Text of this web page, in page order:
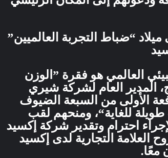
“ضباط التجربة العالميين”
العالمي هو فقرة ”الوزن
المدير العام لشركة شيري
الأولى من السبعة الضيوف
للغاية“، ومنحهم لقب
احترام وتقدير شركة إكسيد
التجارية لدى إكسيد
معًا.